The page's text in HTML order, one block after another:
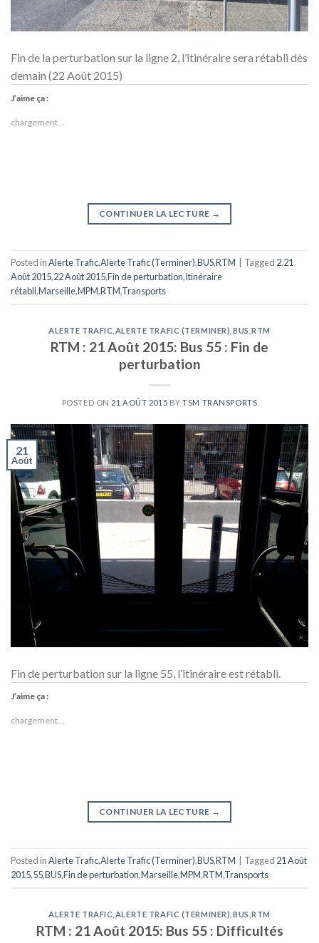
Fin de la perturbation sur la ligne 2, l’itinéraire sera rétabli dès
demain (22 Août 2015)
J’aime ça :
chargement…
CONTINUER LA LECTURE →
Posted inAlerte Trafic,Alerte Trafic (Terminer),BUS,RTM Tagged 2,21
Août 2015,22 Août 2015,Fin de perturbation,Itinéraire
rétabli,Marseille,MPM,RTM,Transports
ALERTE TRAFIC ALERTE TRAFIC (TERMINER) BUS ,RTM
RTM : 21 Août 2015: Bus 55 : Fin de
perturbation
POSTED ON 21 AOÛT 2015 BYTSM TRANSPORTS
21
Août
Fin de perturbation sur la ligne 55, l’itinéraire est rétabli.
J’aime ça :
chargement…
CONTINUER LA LECTURE →
Posted inAlerte Trafic,Alerte Trafic (Terminer),BUS,RTM Tagged 21 Août
2015,55,BUS,Fin de perturbation,Marseille,MPM,RTM,Transports
ALERTE TRAFIC ALERTE TRAFIC (TERMINER) BUS ,RTM
RTM : 21 Août 2015: Bus 55 : Difficultés